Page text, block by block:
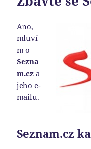
Ano,
mluví
m o
Sezna
m.cza
jeho e-
mailu.
Seznam.cz